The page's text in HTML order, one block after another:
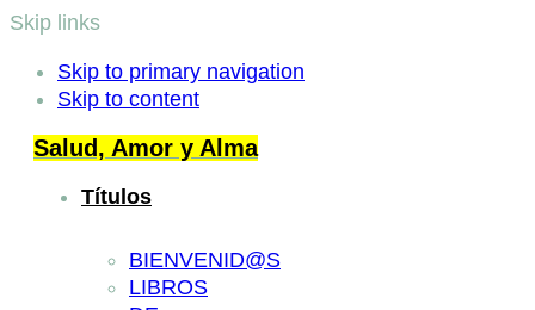
Skip links
Skip to primary navigation
Skip to content
Salud, Amor y Alma
Títulos
BIENVENID@S
LIBROS